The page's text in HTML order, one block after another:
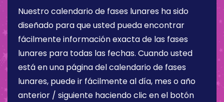
Nuestro calendario de fases lunares ha sido
diseñado para que usted pueda encontrar
fácilmente información exacta de las fases
lunares para todas las fechas. Cuando usted
está en una página del calendario de fases
lunares, puede ir fácilmente al día, mes o año
anterior / siguiente haciendo clic en el botón